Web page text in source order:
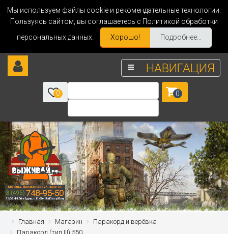
Мы используем файлы cookie и рекомендательные технологии.
Пользуясь сайтом, вы соглашаетесь с Политикой обработки
персональных данных.
Хорошо! Подробнее...
НАВИГАЦИЯ
0 0
Главная Магазин
Паракорд и верёвка
Паракорд (тип III) 550